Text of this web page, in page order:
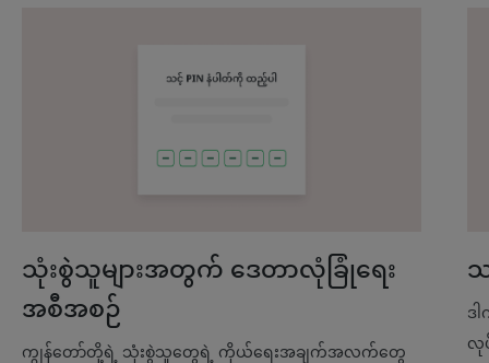
သုံးစွဲသူများအတွက် ဒေတာလုံခြုံရေး
အစီအစဉ်
ကျွန်တော်တို့ရဲ့ သုံးစွဲသူတွေရဲ့ ကိုယ်ရေးအချက်အလက်တွေ
ဒ
လု